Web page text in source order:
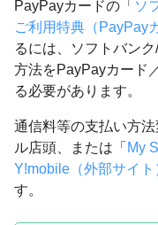
PayPayカードの「 ソ
ご利用特典（PayPay
るには、ソフトバン
方法をPayPayカード
る必要があります。
通信料等の支払い方
ル店頭、または「 My
Y!mobile（外部サイト
す。